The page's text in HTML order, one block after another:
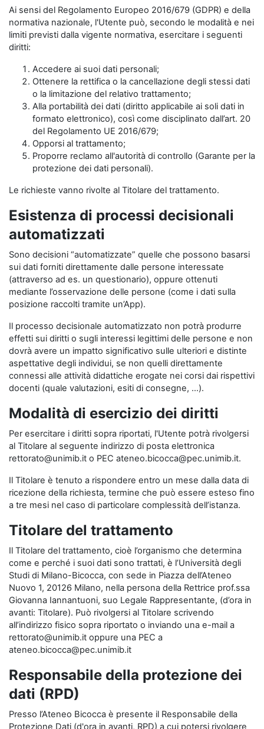
Ai sensi del Regolamento Europeo 2016/679 (GDPR) e della
normativa nazionale, l'Utente può, secondo le modalità e nei
limiti previsti dalla vigente normativa, esercitare i seguenti
diritti:
Accedere ai suoi dati personali;
Ottenere la rettifica o la cancellazione degli stessi dati
o la limitazione del relativo trattamento;
Alla portabilità dei dati (diritto applicabile ai soli dati in
formato elettronico), così come disciplinato dall’art. 20
del Regolamento UE 2016/679;
Opporsi al trattamento;
Proporre reclamo all'autorità di controllo (Garante per la
protezione dei dati personali).
Le richieste vanno rivolte al Titolare del trattamento.
Esistenza di processi decisionali
automatizzati
Sono decisioni “automatizzate” quelle che possono basarsi
sui dati forniti direttamente dalle persone interessate
(attraverso ad es. un questionario), oppure ottenuti
mediante l’osservazione delle persone (come i dati sulla
posizione raccolti tramite un’App).
Il processo decisionale automatizzato non potrà produrre
effetti sui diritti o sugli interessi legittimi delle persone e non
dovrà avere un impatto significativo sulle ulteriori e distinte
aspettative degli individui, se non quelli direttamente
connessi alle attività didattiche erogate nei corsi dai rispettivi
docenti (quale valutazioni, esiti di consegne, …).
Modalità di esercizio dei diritti
Per esercitare i diritti sopra riportati, l'Utente potrà rivolgersi
al Titolare al seguente indirizzo di posta elettronica
rettorato@unimib.it o PEC ateneo.bicocca@pec.unimib.it.
Il Titolare è tenuto a rispondere entro un mese dalla data di
ricezione della richiesta, termine che può essere esteso fino
a tre mesi nel caso di particolare complessità dell’istanza.
Titolare del trattamento
Il Titolare del trattamento, cioè l’organismo che determina
come e perché i suoi dati sono trattati, è l’Università degli
Studi di Milano-Bicocca, con sede in Piazza dell’Ateneo
Nuovo 1, 20126 Milano, nella persona della Rettrice prof.ssa
Giovanna Iannantuoni, suo Legale Rappresentante, (d’ora in
avanti: Titolare). Può rivolgersi al Titolare scrivendo
all’indirizzo fisico sopra riportato o inviando una e-mail a
rettorato@unimib.it oppure una PEC a
ateneo.bicocca@pec.unimib.it
Responsabile della protezione dei
dati (RPD)
Presso l’Ateneo Bicocca è presente il Responsabile della
Protezione Dati (d'ora in avanti, RPD) a cui potersi rivolgere